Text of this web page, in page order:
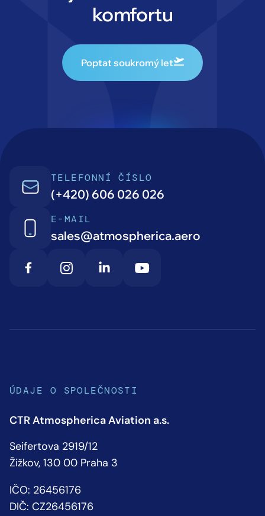
komfortu
Poptat soukromý let
TELEFONNÍ ČÍSLO
(+420) 606 026 026
E-MAIL
sales@atmospherica.aero
ÚDAJE O SPOLEČNOSTI
CTR Atmospherica Aviation a.s.
Seifertova 2919/12
Žižkov, 130 00 Praha 3
IČO: 26456176
DIČ: CZ26456176